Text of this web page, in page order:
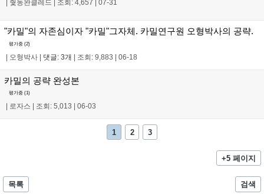
줯동완클레드 조회: 4,657 07-31
"카밀"의 자존심이자 "카밀"그자체. 카밀연구원 오형박사의 공략.
평가중 (2)
| 오형박사 | 댓글: 3개 | 조회: 9,883 | 06-18
카밀의 공략 완성본
평가중 (1)
로자스 조회: 5,013 06-03
1 2 3
+5 페이지
목록 검색